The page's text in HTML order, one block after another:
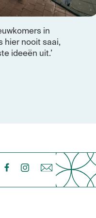
in
hier nooit saai,
ideeën uit.’
West op X
Nieuw-West op LinkedIn
Samen Nieuw-West op
Samen Nieuw-West
Nieuwsbrief